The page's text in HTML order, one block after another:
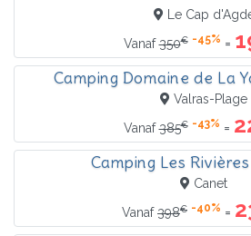
Le Cap
Vanaf350€ -45% =
Camping Domaine de La
Valras-Plage
Vanaf385€ -43% =
Camping Les Rivières
Canet
Vanaf398€ -40% =